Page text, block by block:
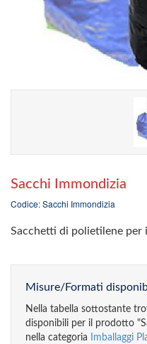
Sacchi Immondizia
Codice: Sacchi Immondizia
Sacchetti di polietilene per
Misure/Formati
Nella tabella sottostante
disponibili per il prodotto
nella categoria
Imballaggi